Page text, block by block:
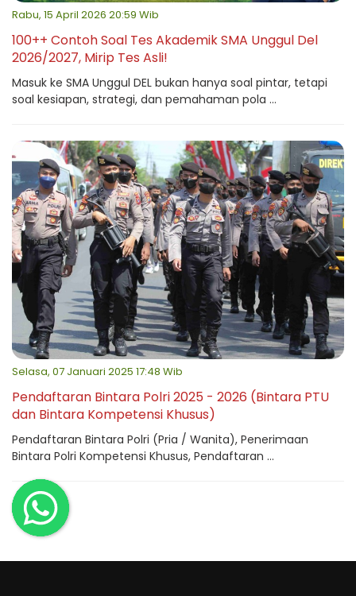
Rabu, 15 April 2026 20:59 Wib
100++ Contoh Soal Tes Akademik SMA Unggul Del
2026/2027, Mirip Tes Asli!
Masuk ke SMA Unggul DEL bukan hanya soal pintar, tetapi
soal kesiapan, strategi, dan pemahaman pola ...
Selasa, 07 Januari 2025 17:48 Wib
Pendaftaran Bintara Polri 2025 - 2026 (Bintara PTU
dan Bintara Kompetensi Khusus)
Pendaftaran Bintara Polri (Pria / Wanita), Penerimaan
Bintara Polri Kompetensi Khusus, Pendaftaran ...